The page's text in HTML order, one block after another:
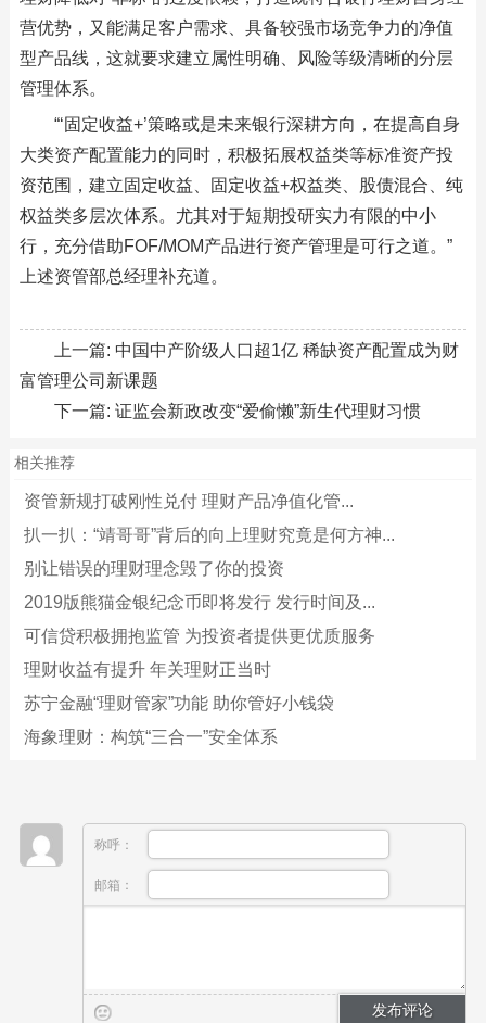
营优势，又能满足客户需求、具备较强市场竞争力的净值
型产品线，这就要求建立属性明确、风险等级清晰的分层
管理体系。
“‘固定收益+’策略或是未来银行深耕方向，在提高自身
大类资产配置能力的同时，积极拓展权益类等标准资产投
资范围，建立固定收益、固定收益+权益类、股债混合、纯
权益类多层次体系。尤其对于短期投研实力有限的中小
行，充分借助FOF/MOM产品进行资产管理是可行之道。”
上述资管部总经理补充道。
上一篇: 中国中产阶级人口超1亿 稀缺资产配置成为财
富管理公司新课题
下一篇: 证监会新政改变“爱偷懒”新生代理财习惯
相关推荐
资管新规打破刚性兑付 理财产品净值化管...
扒一扒：“靖哥哥”背后的向上理财究竟是何方神...
别让错误的理财理念毁了你的投资
2019版熊猫金银纪念币即将发行 发行时间及...
可信贷积极拥抱监管 为投资者提供更优质服务
理财收益有提升 年关理财正当时
苏宁金融“理财管家”功能 助你管好小钱袋
海象理财：构筑“三合一”安全体系
称呼：
邮箱：